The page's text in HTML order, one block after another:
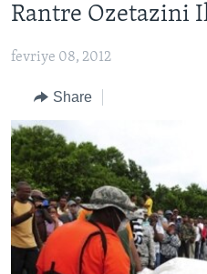
content
to
Navigation
Skip
to
Search
ENTÈNASYONAL
VIDEO
FLASHPOINT IKRÈN
Learning English
SUIV NOU
Rantre Ozetazini
fevriye 08, 2012
Share